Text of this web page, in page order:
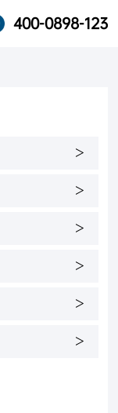
400-0898-123
>
>
>
>
>
>